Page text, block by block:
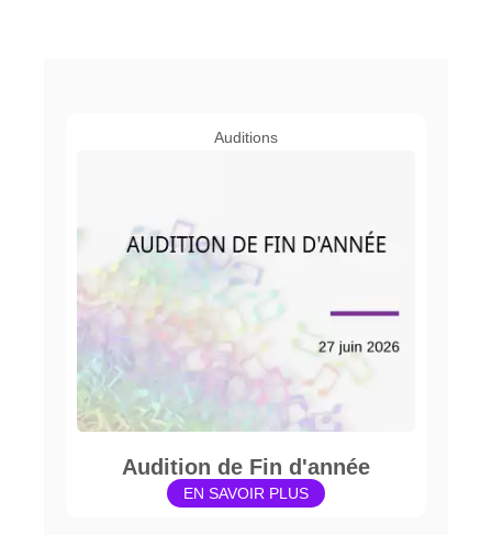
Auditions
Audition de Fin d'année
EN SAVOIR PLUS